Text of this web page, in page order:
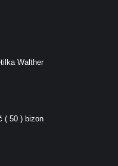
Walther
( 50 ) bizon